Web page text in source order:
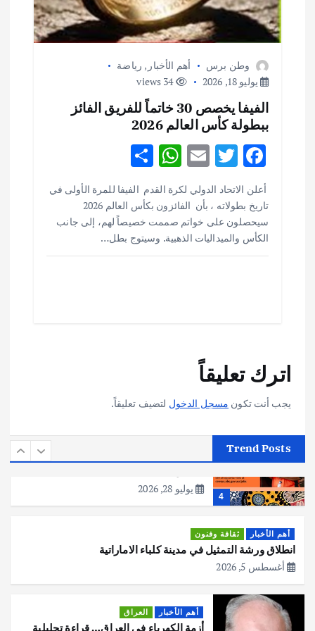
وطن برس أهم الأخبار , رياضة
يوليو 18, 2026
34 views
الفيفا يخصص 30 خاتماً للفريق الفائز
ببطولة كأس العالم 2026
F
ac
e
b
o
T
w
it
te
r
E
m
ai
l
W
at
s
A
S
h
ar
e
أعلن الاتحاد الدولي لكرة القدم الفيفا للمرة الأولى في
تاريخ بطولاته ، بأن الفائزون بكأس العالم 2026
سيحصلون على خواتم صممت خصيصاً لهم، إلى جانب
الكأس والميداليات الذهبية. وسيتوج بطل…
اترك تعليقاً
يجب أنت تكون مسجل الدخول لتضيف تعليقاً.
Trend Posts
أهم الأخبار
اختتام ورشة السينوغرافيا في مدينة كلباء الاماراتية
أغسطس 3, 2026
هوي آن… مدينة الفوانيس وسحر التاريخ
4
عملية التعداد السكاني في11 من الشهر
يوليو 28, 2026
أهم الأخبار ثقافة وفنون
انطلاق ورشة التمثيل في مدينة كلباء الاماراتية
أغسطس 5, 2026
أهم الأخبار العراق
أزمة الكهرباء في العراق… قراءة تحليلية